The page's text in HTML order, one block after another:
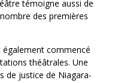
témoigne aussi de
des premières
commencé
théâtrales. Une
de justice de Niagara-